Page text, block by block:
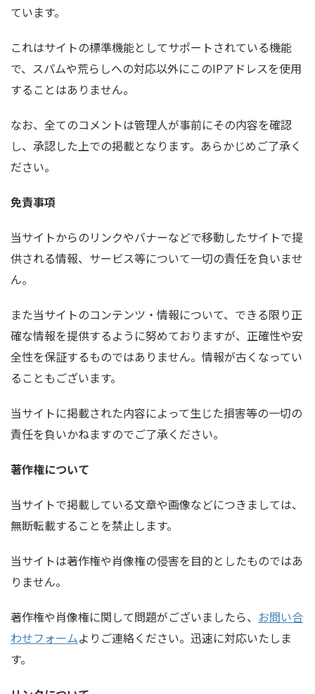
ています。
これはサイトの標準機能としてサポートされている機能
で、スパムや荒らしへの対応以外にこのIPアドレスを使用
することはありません。
なお、全てのコメントは管理人が事前にその内容を確認
し、承認した上での掲載となります。あらかじめご了承く
ださい。
免責事項
当サイトからのリンクやバナーなどで移動したサイトで提
供される情報、サービス等について一切の責任を負いませ
ん。
また当サイトのコンテンツ・情報について、できる限り正
確な情報を提供するように努めておりますが、正確性や安
全性を保証するものではありません。情報が古くなってい
ることもございます。
当サイトに掲載された内容によって生じた損害等の一切の
責任を負いかねますのでご了承ください。
著作権について
当サイトで掲載している文章や画像などにつきましては、
無断転載することを禁止します。
当サイトは著作権や肖像権の侵害を目的としたものではあ
りません。
著作権や肖像権に関して問題がございましたら、 お問い合
わせフォームよりご連絡ください。迅速に対応いたしま
す。